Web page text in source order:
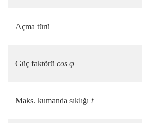
Açma türü
Güç faktörü cos φ
Maks. kumanda sıklığı t